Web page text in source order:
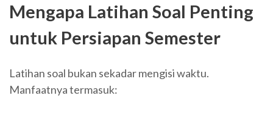
Mengapa Latihan Soal Penting
untuk Persiapan Semester
Latihan soal bukan sekadar mengisi waktu.
Manfaatnya termasuk: